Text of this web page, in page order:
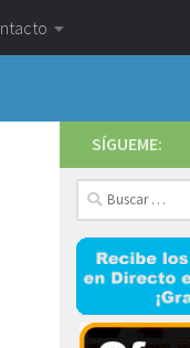
SÍGUEME:
Buscar: